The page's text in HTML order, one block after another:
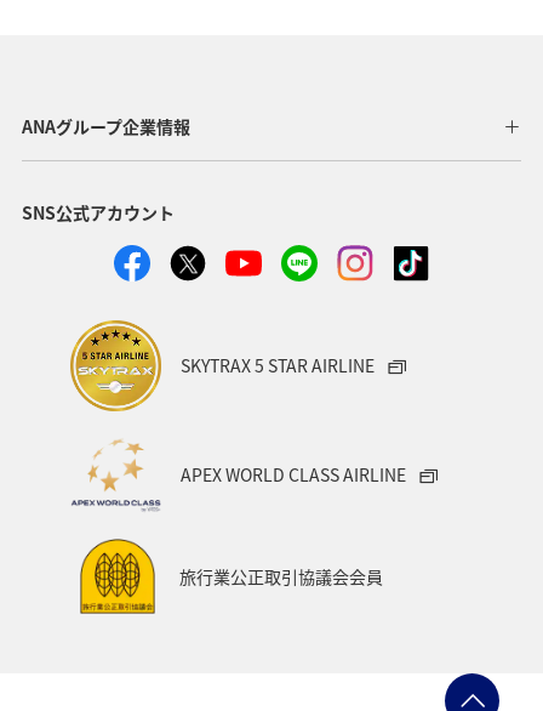
ANAグループ企業情報
SNS公式アカウント
SKYTRAX 5 STAR AIRLINE
APEX WORLD CLASS AIRLINE
旅行業公正取引協議会会員